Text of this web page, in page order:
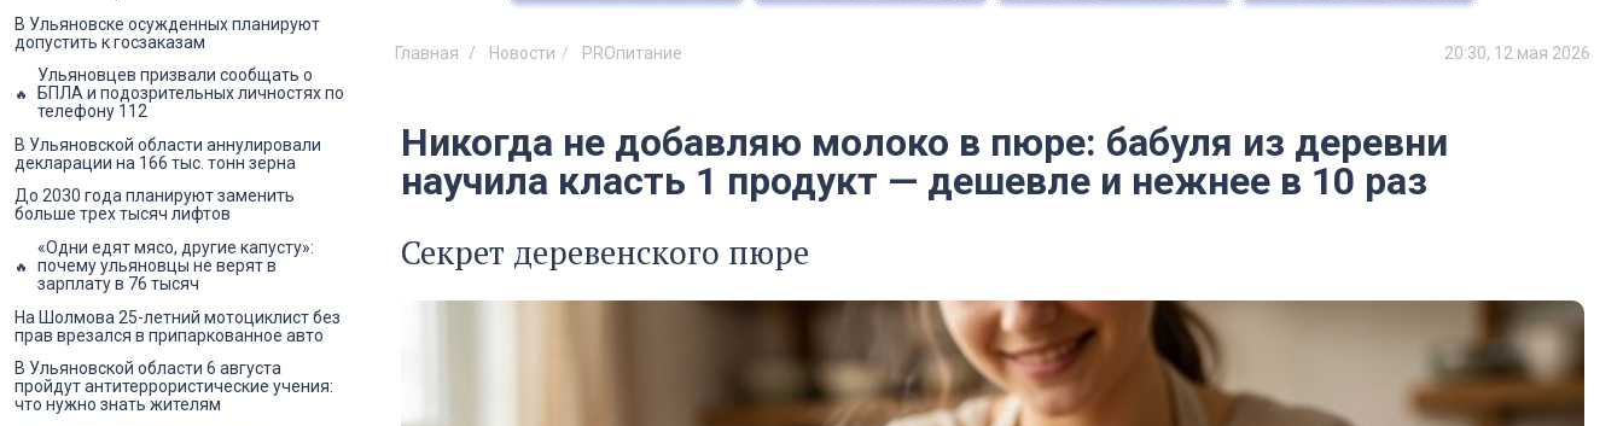
Главная Новости PROпитание 20:30, 12 мая 2026
Никогда не добавляю молоко в пюре: бабуля из деревни
научила класть 1 продукт — дешевле и нежнее в 10 раз
Секрет деревенского пюре
В Ульяновске осужденных планируют
допустить к госзаказам
Ульяновцев призвали сообщать о
БПЛА и подозрительных личностях по
телефону 112
В Ульяновской области аннулировали
декларации на 166 тыс. тонн зерна
До 2030 года планируют заменить
больше трех тысяч лифтов
«Одни едят мясо, другие капусту»:
почему ульяновцы не верят в
зарплату в 76 тысяч
На Шолмова 25-летний мотоциклист без
прав врезался в припаркованное авто
В Ульяновской области 6 августа
пройдут антитеррористические учения:
что нужно знать жителям